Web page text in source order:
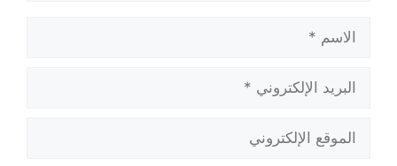
الإلكتروني
الإلكتروني